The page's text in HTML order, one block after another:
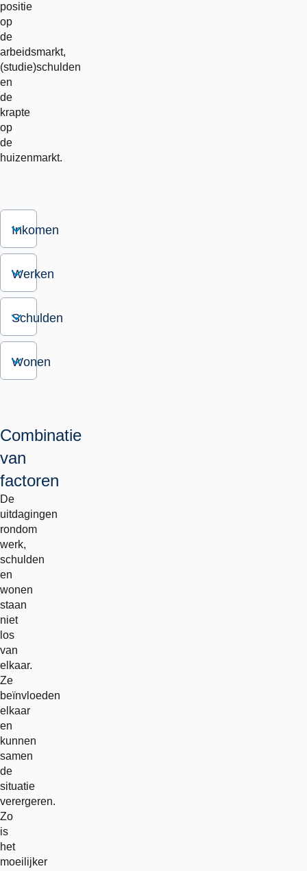
positie
op
de
arbeidsmarkt,
(studie)schulden
en
de
krapte
op
de
huizenmarkt.
Inkomen
Werken
Schulden
Wonen
Combinatie
van
factoren
De
uitdagingen
rondom
werk,
schulden
en
wonen
staan
niet
los
van
elkaar.
Ze
beïnvloeden
elkaar
en
kunnen
samen
de
situatie
verergeren.
Zo
is
het
moeilijker